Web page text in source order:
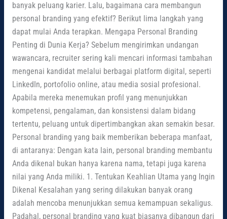
banyak peluang karier. Lalu, bagaimana cara membangun
personal branding yang efektif? Berikut lima langkah yang
dapat mulai Anda terapkan. Mengapa Personal Branding
Penting di Dunia Kerja? Sebelum mengirimkan undangan
wawancara, recruiter sering kali mencari informasi tambahan
mengenai kandidat melalui berbagai platform digital, seperti
LinkedIn, portofolio online, atau media sosial profesional.
Apabila mereka menemukan profil yang menunjukkan
kompetensi, pengalaman, dan konsistensi dalam bidang
tertentu, peluang untuk dipertimbangkan akan semakin besar.
Personal branding yang baik memberikan beberapa manfaat,
di antaranya: Dengan kata lain, personal branding membantu
Anda dikenal bukan hanya karena nama, tetapi juga karena
nilai yang Anda miliki. 1. Tentukan Keahlian Utama yang Ingin
Dikenal Kesalahan yang sering dilakukan banyak orang
adalah mencoba menunjukkan semua kemampuan sekaligus.
Padahal, personal branding yang kuat biasanya dibangun dari